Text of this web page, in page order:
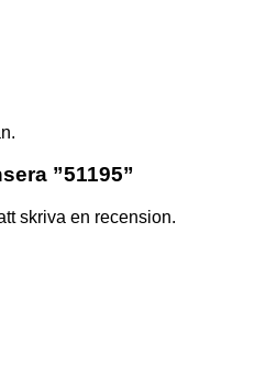
”51195”
skriva en recension.